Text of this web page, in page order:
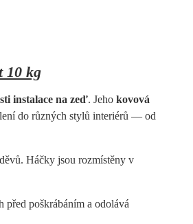
10 kg
instalace na zeď. Jeho kovová
do různých stylů interiérů — od
Háčky jsou rozmístěny v
poškrábáním a odolává